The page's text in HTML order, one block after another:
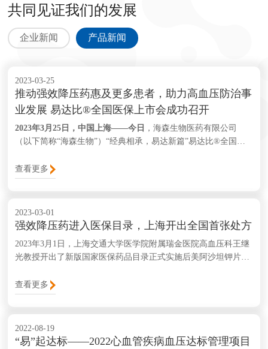
共同见证我们的发展
企业新闻 产品新闻
2023-03-25
推动强效降压药惠及更多患者，助力高血压防治事
业发展 易达比®全国医保上市会成功召开
2023年3月25日，中国上海——今日 ，海森生物医药有限公司
（以下简称“海森生物”）“经典相承，易达新篇”易达比®全国医
管领域权威专家及海森生物管理层参与了活动，聚焦30余年来我
国高血压防治历程，共话降压达标新篇章。
查看更多
2023-03-01
强效降压药进入医保目录，上海开出全国首张处方
2023年3月1日，上海交通大学医学院附属瑞金医院高血压科王继
光教授开出了新版国家医保药品目录正式实施后美阿沙坦钾片
滞剂（ARB）类强效降压药，主要用于成人原发性高血压的治
疗，进入新版国家医保药品目录后，其降价幅度近70%，进一步
查看更多
2022-08-19
“易”起达标——2022心血管疾病血压达标管理项目